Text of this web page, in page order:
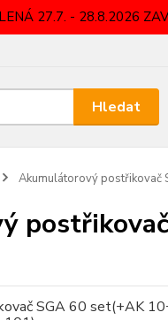
27.7. - 28.8.2026
Hledat
Akumulátorový postřikovač